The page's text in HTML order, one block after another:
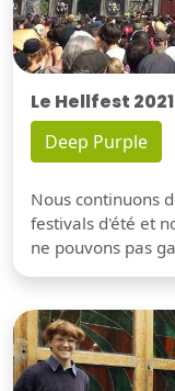
Le Hellfest
Deep Purple
Nous continuons
festivals d'été et
ne pouvons pas